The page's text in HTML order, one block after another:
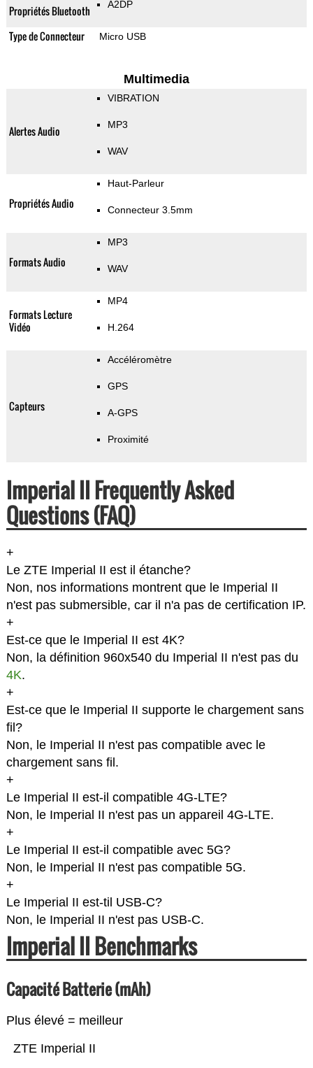
Propriétés Bluetooth A2DP
Type de Connecteur Micro USB
Multimedia
Alertes Audio
VIBRATION
MP3
WAV
Propriétés Audio
Haut-Parleur
Connecteur 3.5mm
Formats Audio
MP3
WAV
Formats Lecture
Vidéo
MP4
H.264
Capteurs
Accéléromètre
GPS
A-GPS
Proximité
Imperial II Frequently Asked
Questions (FAQ)
+
Le ZTE Imperial II est il étanche?
Non, nos informations montrent que le Imperial II
n'est pas submersible, car il n'a pas de certification IP.
+
Est-ce que le Imperial II est 4K?
Non, la définition 960x540 du Imperial II n'est pas du
4K.
+
Est-ce que le Imperial II supporte le chargement sans
fil?
Non, le Imperial II n'est pas compatible avec le
chargement sans fil.
+
Le Imperial II est-il compatible 4G-LTE?
Non, le Imperial II n'est pas un appareil 4G-LTE.
+
Le Imperial II est-il compatible avec 5G?
Non, le Imperial II n'est pas compatible 5G.
+
Le Imperial II est-til USB-C?
Non, le Imperial II n'est pas USB-C.
Imperial II Benchmarks
Capacité Batterie (mAh)
Plus élevé = meilleur
ZTE Imperial II